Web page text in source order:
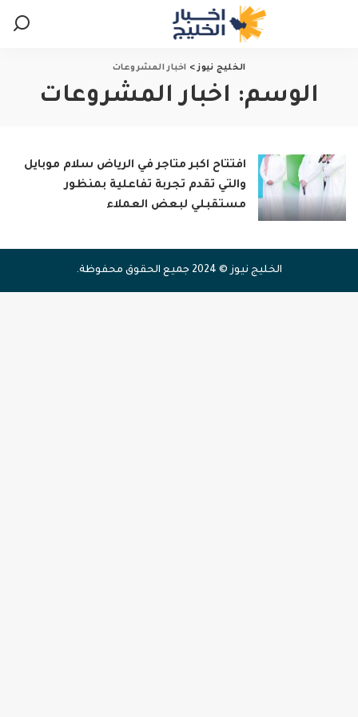
الخليج نيوز> اخبار المشروعات
الوسم: اخبار المشروعات
افتتاح اكبر متاجر في الرياض سلام موبايل
والتي تقدم تجربة تفاعلية بمنظور
مستقبلي لبعض العملاء
الخليج نيوز © 2024 جميع الحقوق محفوظة.